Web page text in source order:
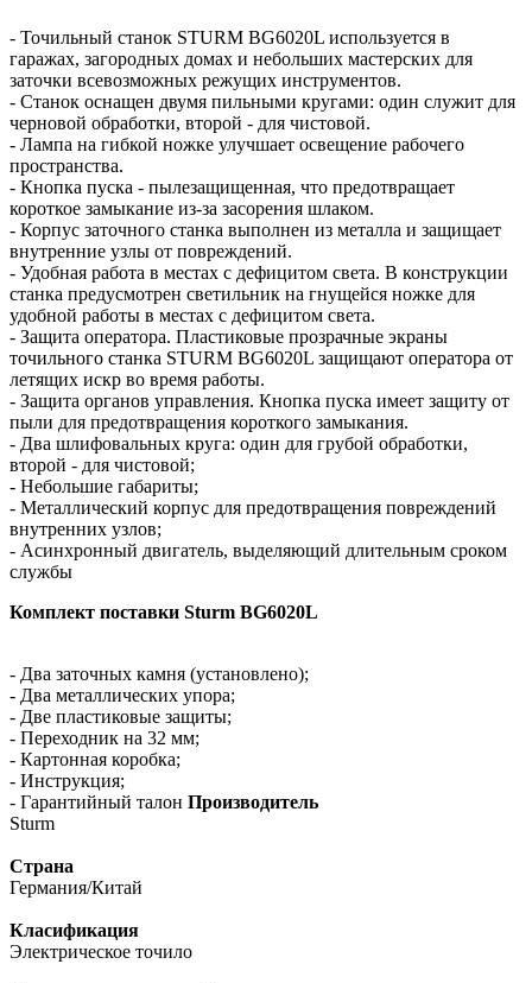
- Точильный станок STURM BG6020L используется в
гаражах, загородных домах и небольших мастерских для
заточки всевозможных режущих инструментов.
- Станок оснащен двумя пильными кругами: один служит для
черновой обработки, второй - для чистовой.
- Лампа на гибкой ножке улучшает освещение рабочего
пространства.
- Кнопка пуска - пылезащищенная, что предотвращает
короткое замыкание из-за засорения шлаком.
- Корпус заточного станка выполнен из металла и защищает
внутренние узлы от повреждений.
- Удобная работа в местах с дефицитом света. В конструкции
станка предусмотрен светильник на гнущейся ножке для
удобной работы в местах с дефицитом света.
- Защита оператора. Пластиковые прозрачные экраны
точильного станка STURM BG6020L защищают оператора от
летящих искр во время работы.
- Защита органов управления. Кнопка пуска имеет защиту от
пыли для предотвращения короткого замыкания.
- Два шлифовальных круга: один для грубой обработки,
второй - для чистовой;
- Небольшие габариты;
- Металлический корпус для предотвращения повреждений
внутренних узлов;
- Асинхронный двигатель, выделяющий длительным сроком
службы
Комплект поставки Sturm BG6020L
- Два заточных камня (установлено);
- Два металлических упора;
- Две пластиковые защиты;
- Переходник на 32 мм;
- Картонная коробка;
- Инструкция;
- Гарантийный талон Производитель
Sturm
Страна
Германия/Китай
Класификация
Электрическое точило